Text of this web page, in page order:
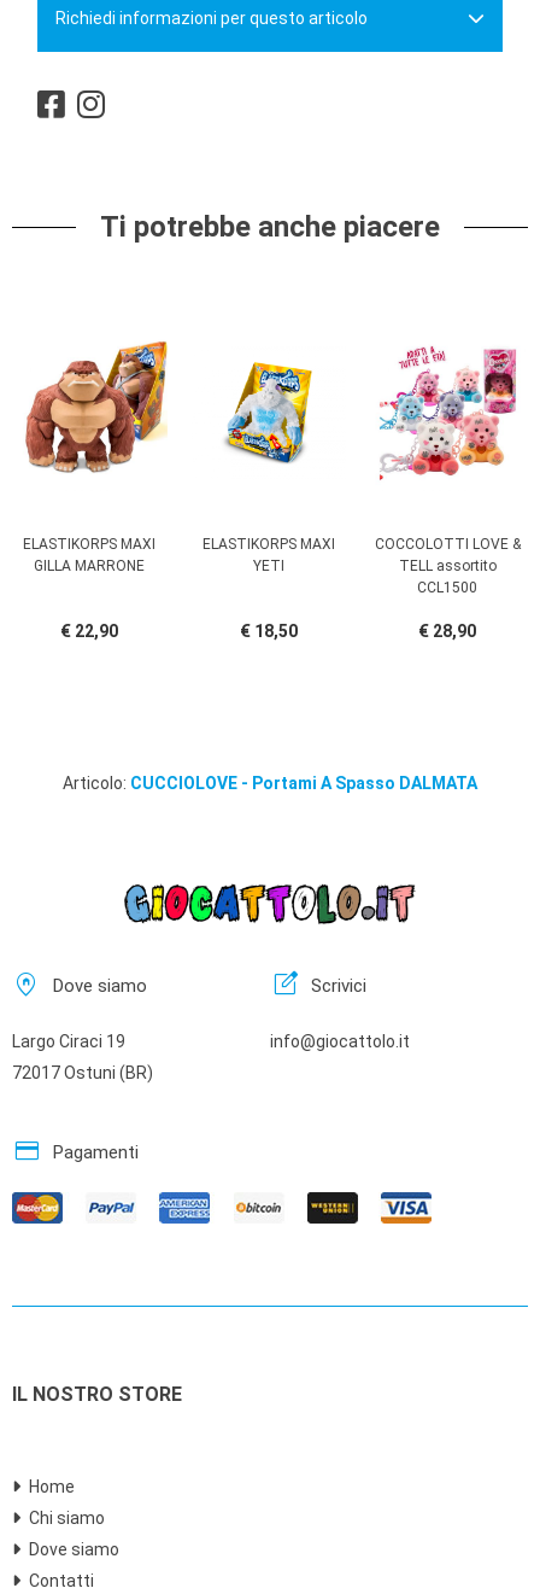
Richiedi informazioni per questo articolo
Ti potrebbe anche piacere
ELASTIKORPS MAXI
GILLA MARRONE
€ 22,90
ELASTIKORPS MAXI
YETI
€ 18,50
COCCOLOTTI LOVE &
TELL assortito
CCL1500
€ 28,90
Articolo: CUCCIOLOVE - Portami A Spasso DALMATA
home_pin Dove siamo
Largo Ciraci 19
72017 Ostuni (BR)
edit_square Scrivici
info@giocattolo.it
credit_card Pagamenti
IL NOSTRO STORE
Home
Chi siamo
Dove siamo
Contatti